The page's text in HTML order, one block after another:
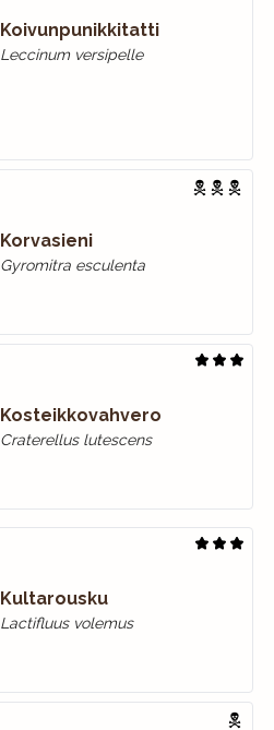
Koivunpunikkitatti
Leccinum versipelle
Korvasieni
Gyromitra esculenta
Kosteikkovahvero
Craterellus lutescens
Kultarousku
Lactifluus volemus